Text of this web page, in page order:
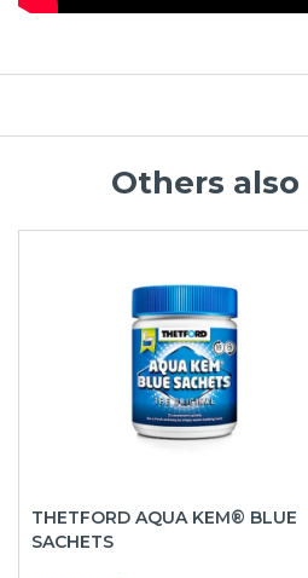
Others
THETFORD AQUA KEM® BLUE
SACHETS